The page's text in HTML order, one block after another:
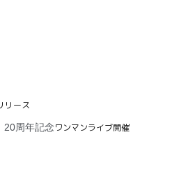
リース
20周年記念ワンマンライブ開催